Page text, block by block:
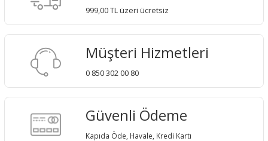
999,00 TL üzeri ücretsiz
Müşteri Hizmetleri
0 850 302 00 80
Güvenli Ödeme
Kapıda Öde, Havale, Kredi Kartı